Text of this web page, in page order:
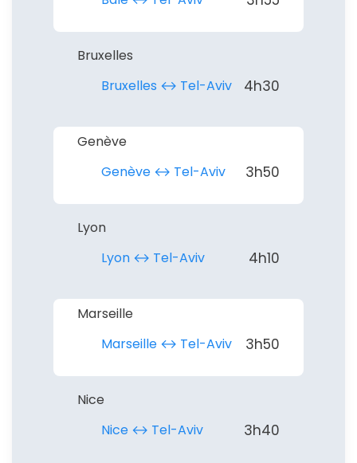
Bruxelles
Bruxelles ↔︎ Tel-Aviv
4h30
Genève
Genève ↔︎ Tel-Aviv
3h50
Lyon
Lyon ↔︎ Tel-Aviv
4h10
Marseille
Marseille ↔︎ Tel-Aviv
3h50
Nice
Nice ↔︎ Tel-Aviv
3h40